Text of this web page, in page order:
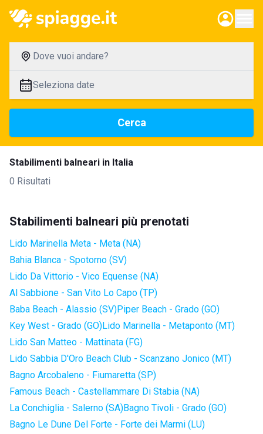
Dove vuoi andare?
Seleziona date
Cerca
Stabilimenti balneari in Italia
0 Risultati
Stabilimenti balneari più prenotati
Lido Marinella Meta - Meta (NA)
Bahia Blanca - Spotorno (SV)
Lido Da Vittorio - Vico Equense (NA)
Al Sabbione - San Vito Lo Capo (TP)
Baba Beach - Alassio (SV)Piper Beach - Grado (GO)
Key West - Grado (GO)Lido Marinella - Metaponto (MT)
Lido San Matteo - Mattinata (FG)
Lido Sabbia D'Oro Beach Club - Scanzano Jonico (MT)
Bagno Arcobaleno - Fiumaretta (SP)
Famous Beach - Castellammare Di Stabia (NA)
La Conchiglia - Salerno (SA)Bagno Tivoli - Grado (GO)
Bagno Le Dune Del Forte - Forte dei Marmi (LU)